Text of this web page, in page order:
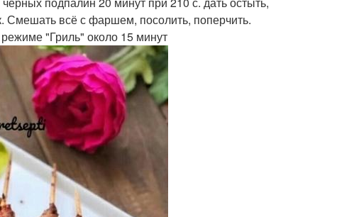
Смешать всё с фаршем, посолить, поперчить.
"Гриль" около 15 минут